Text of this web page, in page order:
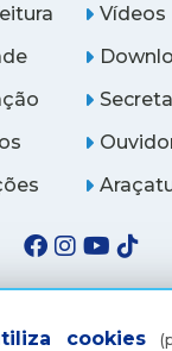
cookies
Vídeos